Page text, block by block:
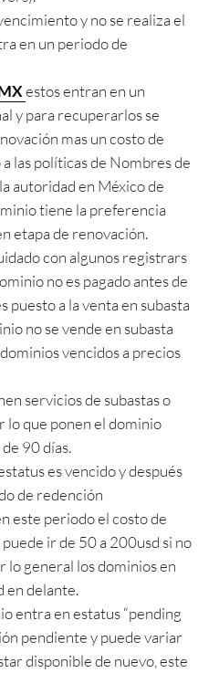
y no se realiza el
en un periodo de
estos entran en un
y para recuperarlos se
mas un costo de
las políticas de Nombres de
autoridad en México de
tiene la preferencia
etapa de renovación.
con algunos registrars
no es pagado antes de
puesto a la venta en subasta
no se vende en subasta
vencidos a precios
servicios de subastas o
lo que ponen el dominio
90 días.
es vencido y después
de redención
este periodo el costo de
ir de 50 a 200usd si no
lo general los dominios en
en delante.
entra en estatus “pending
pendiente y puede variar
disponible de nuevo, este